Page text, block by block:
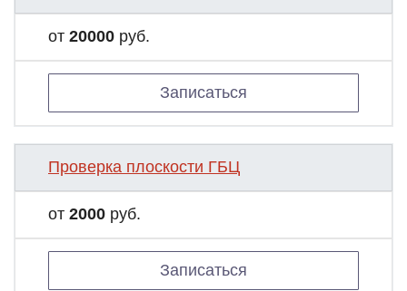
от 20000 руб.
Записаться
Проверка плоскости ГБЦ
от 2000 руб.
Записаться